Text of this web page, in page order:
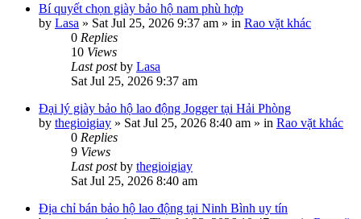
Bí quyết chọn giày bảo hộ nam phù hợp
by Lasa » Sat Jul 25, 2026 9:37 am » in Rao vặt khác
0 Replies
10 Views
Last postby Lasa
Sat Jul 25, 2026 9:37 am
Đại lý giày bảo hộ lao động Jogger tại Hải Phòng
by thegioigiay » Sat Jul 25, 2026 8:40 am » in Rao vặt khác
0 Replies
9 Views
Last postby thegioigiay
Sat Jul 25, 2026 8:40 am
Địa chỉ bán bảo hộ lao động tại Ninh Bình uy tín